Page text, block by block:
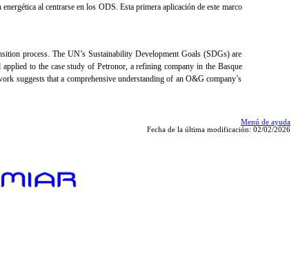
al centrarse en los ODS. Esta primera aplicación de este marco
process. The UN’s Sustainability Development Goals (SDGs) are
to the case study of Petronor, a refining company in the Basque
suggests that a comprehensive understanding of an O&G company’s
Menú de ayuda
Fecha de la última modificación: 02/02/2026